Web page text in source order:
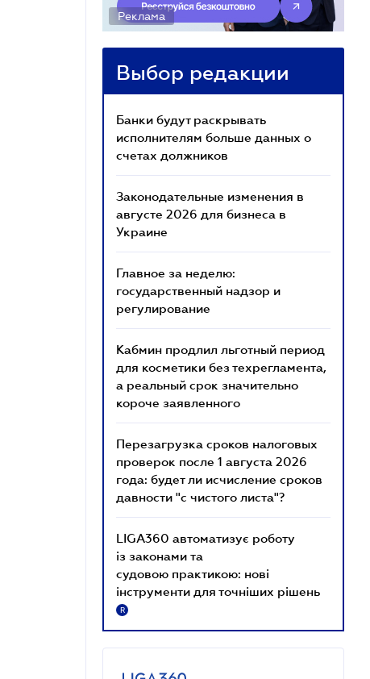
Реклама
Выбор редакции
Банки будут раскрывать
исполнителям больше данных о
счетах должников
Законодательные изменения в
августе 2026 для бизнеса в
Украине
Главное за неделю:
государственный надзор и
регулирование
Кабмин продлил льготный период
для косметики без техрегламента,
а реальный срок значительно
короче заявленного
Перезагрузка сроков налоговых
проверок после 1 августа 2026
года: будет ли исчисление сроков
давности "с чистого листа"?
LIGA360 автоматизує роботу
із законами та
судовою практикою: нові
інструменти для точніших рішень
R